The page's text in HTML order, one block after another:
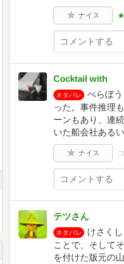
ナイス
Cocktail with
ネタバレ
べらぼ
った。事件推理
ーンもあり、連
いた船会社ある
ナイス
テツさん
ネタバレ
けさく
ことで、そして
を付けた版元の